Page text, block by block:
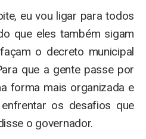
eu vou ligar para todos
que eles também sigam
o decreto municipal
que a gente passe por
forma mais organizada e
os desafios que
o governador.